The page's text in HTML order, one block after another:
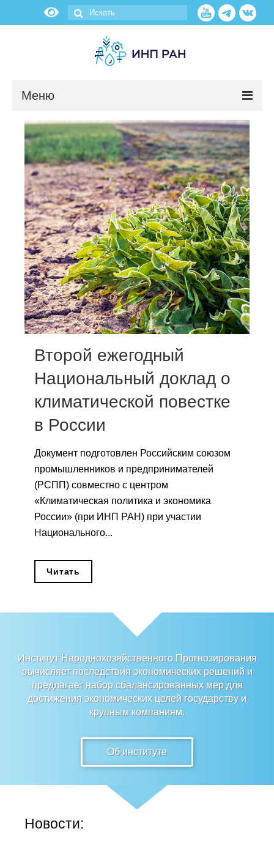
Меню
Новости
О нас
Об институте
Научные подразделения
Администрация
Сотрудники
Отчетность
Противодействие коррупции
Материалы для СМИ
Публикации
Научная жизнь
Издания
Проблемы прогнозирования
О журнале
Номера журналов
Общие требования
Стандарты оформления
Научные труды
О журнале
Выпуски
Редакционная этика
Информация для авторов
Общие требования
Второй ежегодный
Национальный доклад о
климатической повестке
в России
Документ подготовлен Российским союзом
промышленников и предпринимателей
(РСПП) совместно с центром
«Климатическая политика и экономика
России» (при ИНП РАН) при участии
Национального...
Читать
Институт Народнохозяйственного Прогнозирования
вычисляет последствия экономических решений и
предлагает набор сбалансированных мер для
достижения экономических целей государству и
крупным компаниям.
Об институте
Новости: